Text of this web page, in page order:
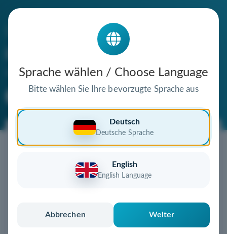
Sprache wählen / Choose Language
Bitte wählen Sie Ihre bevorzugte Sprache aus
Deutsch
Deutsche Sprache
English
English Language
Abbrechen Weiter
pension-romantika.de
steht zum Verkauf
Jetzt diese Wunschdomain
Diese Domain könnte schon bald Ihnen gehören!
Schnell, sicher und unkompliziert zur eigenen